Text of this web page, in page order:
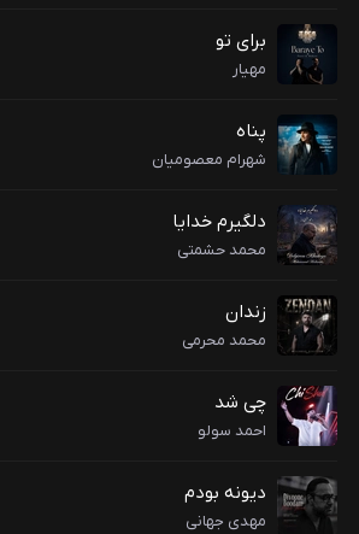
برای تو
مهیار
پناه
شهرام معصومیان
دلگیرم خدایا
محمد حشمتی
زندان
محمد محرمی
چی شد
احمد سولو
دیونه بودم
مهدی جهانی